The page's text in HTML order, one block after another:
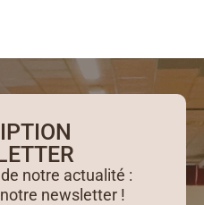
notre actualité :
newsletter !